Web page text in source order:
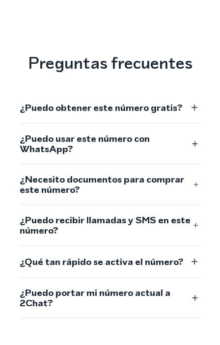
Preguntas frecuentes
¿Puedo obtener este número gratis?
¿Puedo usar este número con
WhatsApp?
¿Necesito documentos para comprar
este número?
¿Puedo recibir llamadas y SMS en este
número?
¿Qué tan rápido se activa el número?
¿Puedo portar mi número actual a
2Chat?